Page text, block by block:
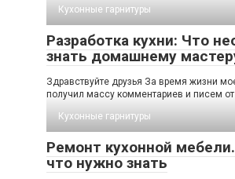
Кухонные гарнитуры
Разработка кухни: Что
знать домашнему
Здравствуйте друзья За время жизни
получил массу комментариев и писем от
Кухонные гарнитуры
Ремонт кухонной
что нужно знать